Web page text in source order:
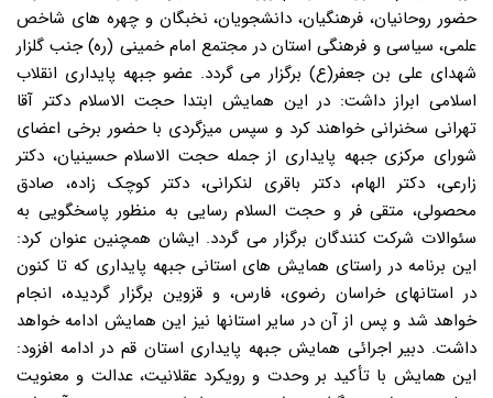
حضور روحانیان، فرهنگیان، دانشجویان، نخبگان و چهره های شاخص
علمی، سیاسی و فرهنگی استان در مجتمع امام خمینی (ره) جنب گلزار
شهدای علی بن جعفر(ع) برگزار می گردد. عضو جبهه پایداری انقلاب
اسلامی ابراز داشت: در این همایش ابتدا حجت الاسلام دکتر آقا
تهرانی سخنرانی خواهند کرد و سپس میزگردی با حضور برخی اعضای
شورای مرکزی جبهه پایداری از جمله حجت الاسلام حسینیان، دکتر
زارعی، دکتر الهام، دکتر باقری لنکرانی، دکتر کوچک زاده، صادق
محصولی، متقی فر و حجت السلام رسایی به منظور پاسخگویی به
سئوالات شرکت کنندگان برگزار می گردد. ایشان همچنین عنوان کرد:
این برنامه در راستای همایش های استانی جبهه پایداری که تا کنون
در استانهای خراسان رضوی، فارس، و قزوین برگزار گردیده، انجام
خواهد شد و پس از آن در سایر استانها نیز این همایش ادامه خواهد
داشت. دبیر اجرائی همایش جبهه پایداری استان قم در ادامه افزود:
این همایش با تأکید بر وحدت و رویکرد عقلانیت، عدالت و معنویت